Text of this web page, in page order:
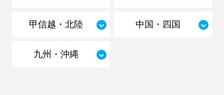
甲信越・北陸 中国・四国
九州・沖縄